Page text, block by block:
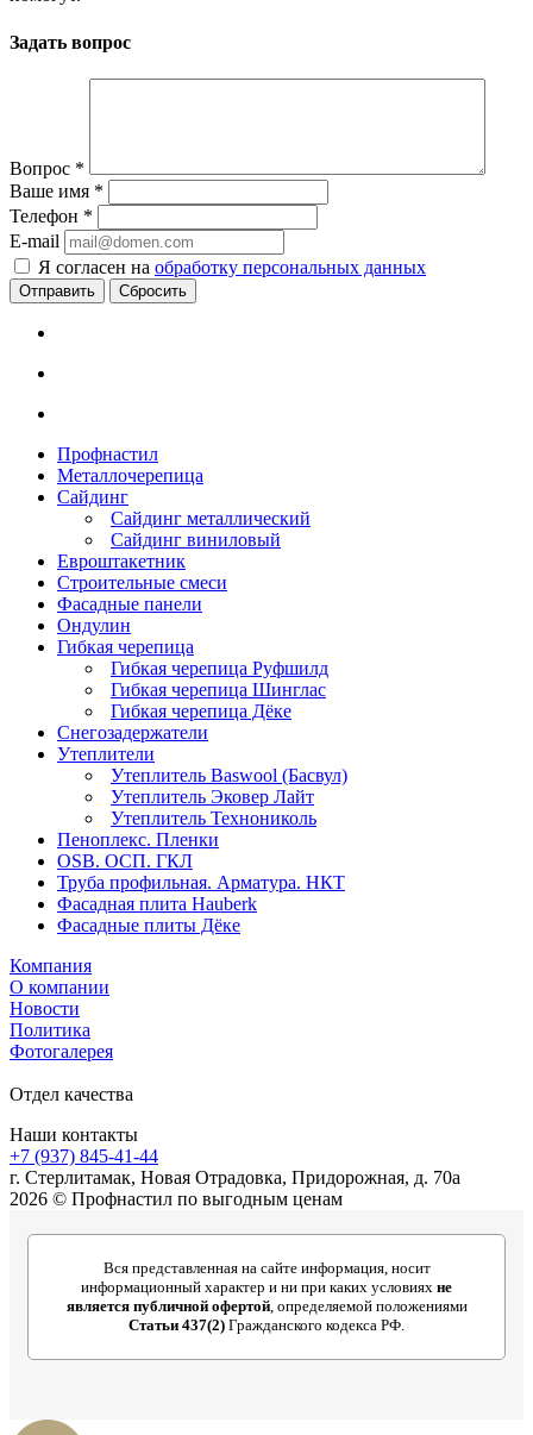
Задать вопрос
Вопрос *
Ваше имя *
Телефон *
E-mail
Я согласен на обработку персональных данных
Сбросить
Профнастил
Металлочерепица
Сайдинг
Сайдинг металлический
Сайдинг виниловый
Евроштакетник
Строительные смеси
Фасадные панели
Ондулин
Гибкая черепица
Гибкая черепица Руфшилд
Гибкая черепица Шинглас
Гибкая черепица Дёке
Снегозадержатели
Утеплители
Утеплитель Baswool (Басвул)
Утеплитель Эковер Лайт
Утеплитель Технониколь
Пеноплекс. Пленки
OSB. ОСП. ГКЛ
Труба профильная. Арматура. НКТ
Фасадная плита Hauberk
Фасадные плиты Дёке
Компания
О компании
Новости
Политика
Фотогалерея
Отдел качества
Наши контакты
+7 (937) 845-41-44
г. Стерлитамак, Новая Отрадовка, Придорожная, д. 70а
2026 © Профнастил по выгодным ценам
Вся представленная на сайте информация, носит
информационный характер и ни при каких условиях не
является публичной офертой, определяемой положениями
Статьи 437(2) Гражданского кодекса РФ.